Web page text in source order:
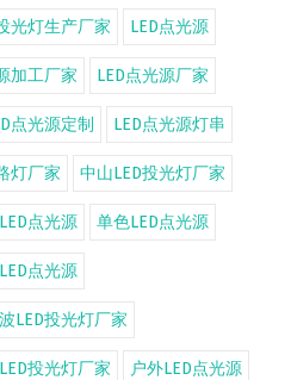
光灯生产厂家 LED点光源
加工厂家 LED点光源厂家
点光源定制 LED点光源灯串
灯厂家 中山LED投光灯厂家
点光源 单色LED点光源
点光源
LED投光灯厂家
投光灯厂家 户外LED点光源